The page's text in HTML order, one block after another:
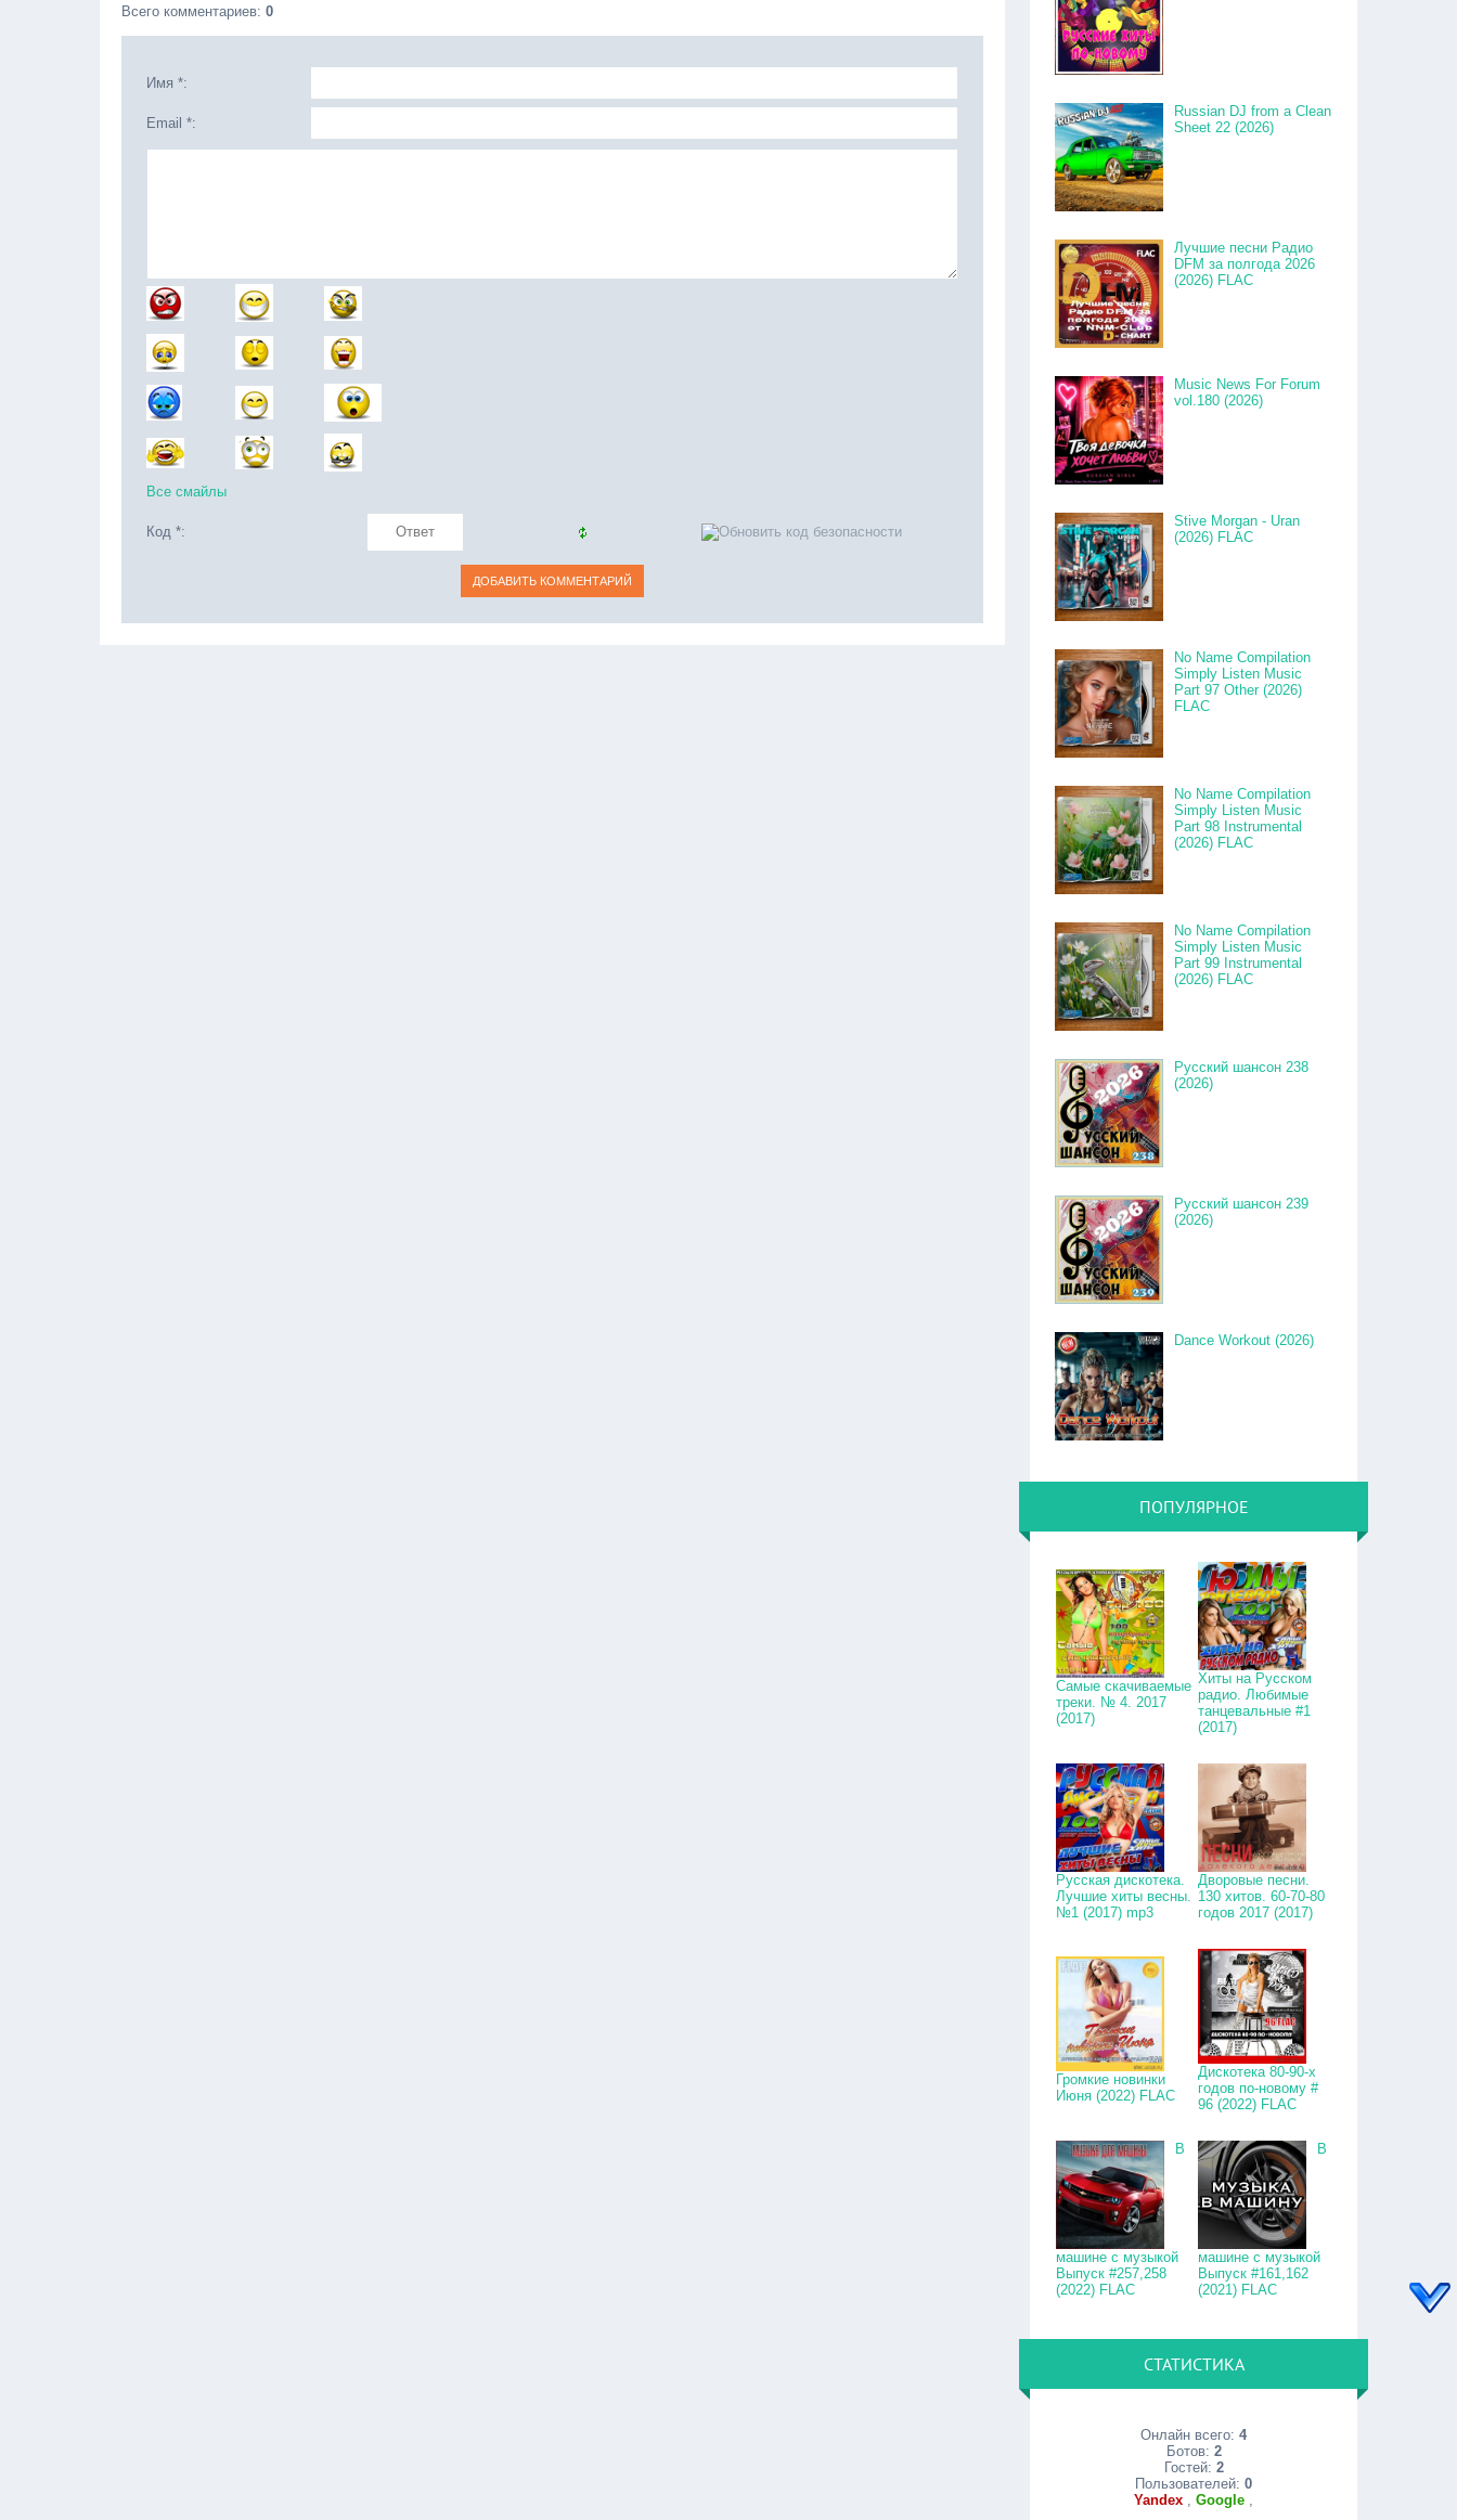
Всего комментариев: 0
Имя *:
Email *:
Все смайлы
Код *:
Russian DJ from a Clean
Sheet 22 (2026)
Лучшие песни Радио
DFM за полгода 2026
(2026) FLAC
Music News For Forum
vol.180 (2026)
Stive Morgan - Uran
(2026) FLAC
No Name Compilation
Simply Listen Music
Part 97 Other (2026)
FLAC
No Name Compilation
Simply Listen Music
Part 98 Instrumental
(2026) FLAC
No Name Compilation
Simply Listen Music
Part 99 Instrumental
(2026) FLAC
Русский шансон 238
(2026)
Русский шансон 239
(2026)
Dance Workout (2026)
ПОПУЛЯРНОЕ
Самые скачиваемые
треки. № 4. 2017
(2017)
Хиты на Русском
радио. Любимые
танцевальные #1
(2017)
Русская дискотека.
Лучшие хиты весны.
№1 (2017) mp3
Дворовые песни.
130 хитов. 60-70-80
годов 2017 (2017)
Громкие новинки
Июня (2022) FLAC
Дискотека 80-90-х
годов по-новому #
96 (2022) FLAC
В
машине с музыкой
Выпуск #257,258
(2022) FLAC
В
машине с музыкой
Выпуск #161,162
(2021) FLAC
СТАТИСТИКА
Онлайн всего:4
Ботов: 2
Гостей: 2
Пользователей:0
Yandex ,Google ,